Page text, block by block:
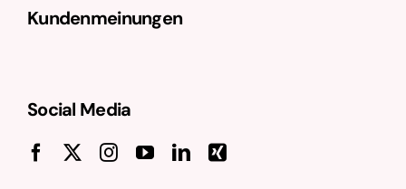
Kundenmeinungen
Social Media